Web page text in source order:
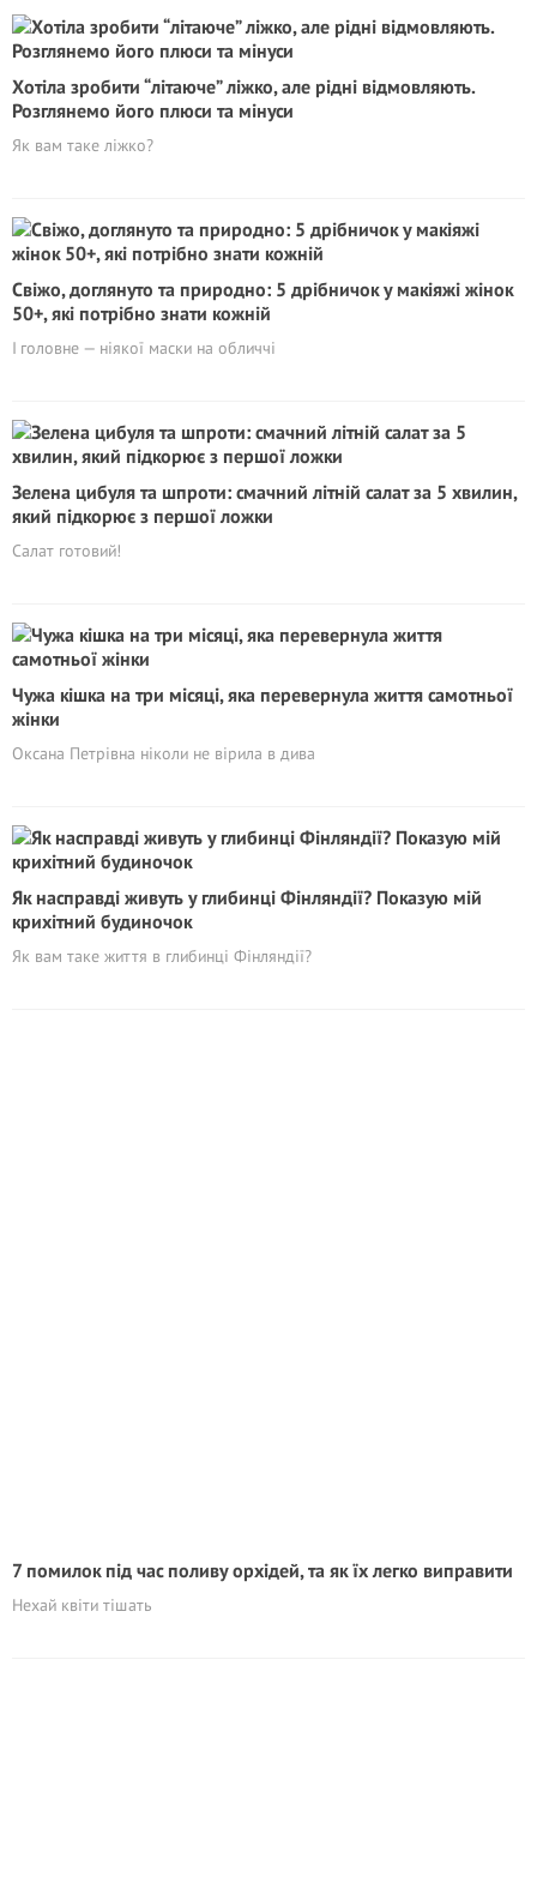
Хотіла зробити “літаюче” ліжко, але рідні відмовляють.
Розглянемо його плюси та мінуси
Як вам таке ліжко?
Свіжо, доглянуто та природно: 5 дрібничок у макіяжі жінок
50+, які потрібно знати кожній
І головне — ніякої маски на обличчі
Зелена цибуля та шпроти: смачний літній салат за 5 хвилин,
який підкорює з першої ложки
Салат готовий!
Чужа кішка на три місяці, яка перевернула життя самотньої
жінки
Оксана Петрівна ніколи не вірила в дива
Як насправді живуть у глибинці Фінляндії? Показую мій
крихітний будиночок
Як вам таке життя в глибинці Фінляндії?
7 помилок під час поливу орхідей, та як їх легко виправити
Нехай квіти тішать